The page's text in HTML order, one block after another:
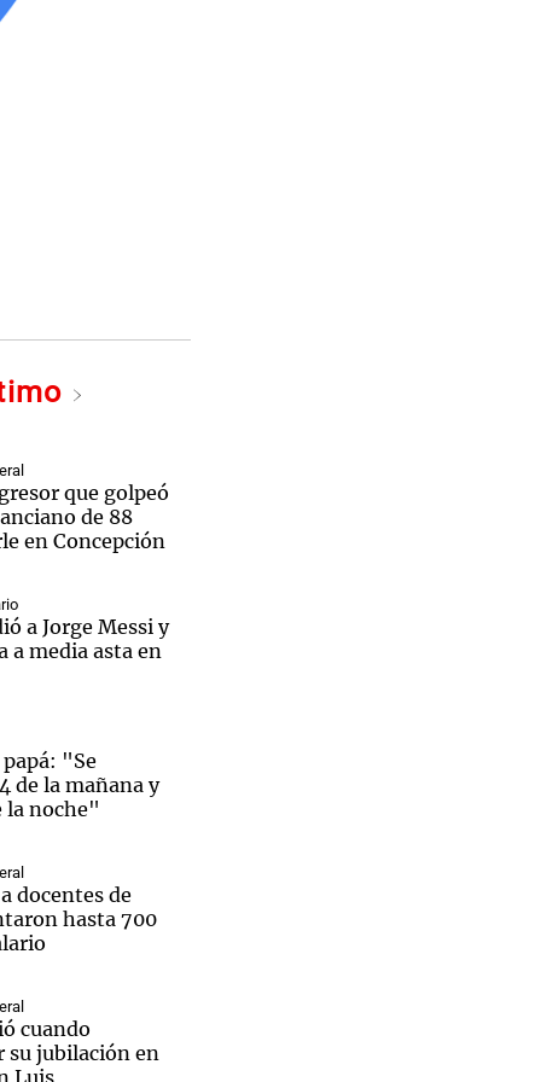
que golpeó
de 88
en Concepción
a Jorge Messi y
a media asta en
"Se
de la mañana y
la noche"
docentes de
hasta 700
cuando
su jubilación en
Luis